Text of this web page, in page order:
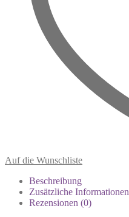
Auf die Wunschliste
Beschreibung
Zusätzliche Informationen
Rezensionen (0)